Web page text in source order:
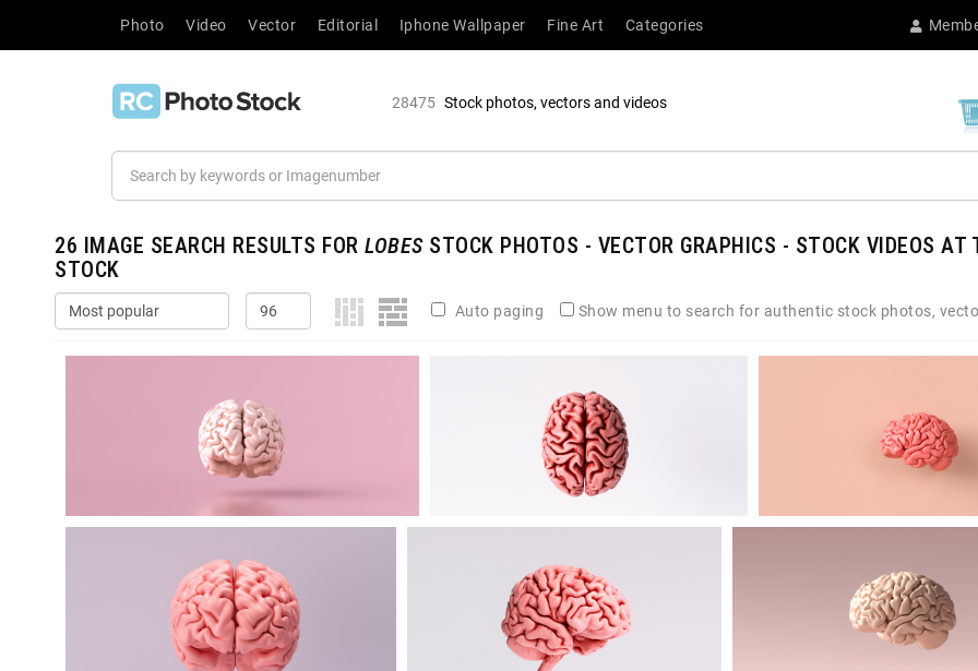
Photo Video Vector Editorial Iphone Wallpaper Fine Art Categories
28475 Stock photos, vectors and videos
26 IMAGE SEARCH RESULTS FOR LOBESSTOCK PHOTOS - VECTOR GRAPHICS - STOCK VIDEOS AT
STOCK
Auto paging Show menu to search for authentic stock photos,